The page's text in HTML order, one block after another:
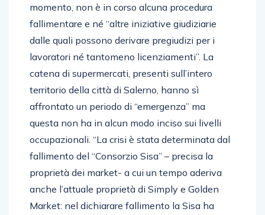
momento, non è in corso alcuna procedura
fallimentare e né “altre iniziative giudiziarie
dalle quali possono derivare pregiudizi per i
lavoratori né tantomeno licenziamenti”. La
catena di supermercati, presenti sull’intero
territorio della città di Salerno, hanno sì
affrontato un periodo di “emergenza” ma
questa non ha in alcun modo inciso sui livelli
occupazionali. “La crisi è stata determinata dal
fallimento del “Consorzio Sisa” – precisa la
proprietà dei market- a cui un tempo aderiva
anche l’attuale proprietà di Simply e Golden
Market: nel dichiarare fallimento la Sisa ha